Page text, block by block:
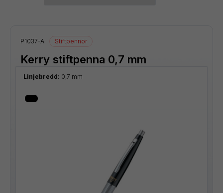
P1037-A Stiftpennor
Kerry stiftpenna 0,7 mm
Linjebredd: 0,7 mm